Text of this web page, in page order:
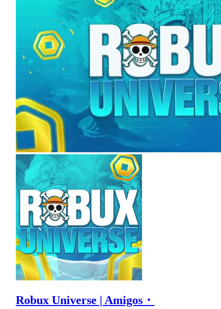
Robux Universe | Amigos・